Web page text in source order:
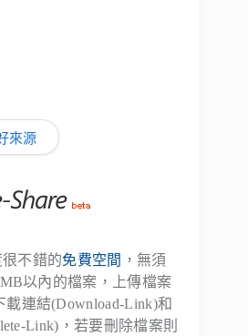
來源
不錯的免費空間 ，無須
以內的檔案，上傳檔案
連結(Download-Link)和
Link)，若要刪除檔案則